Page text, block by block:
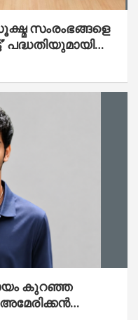
സംരംഭങ്ങളെ
പദ്ധതിയുമായി
കുറഞ്ഞ